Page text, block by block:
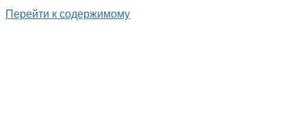
Перейти к содержимому